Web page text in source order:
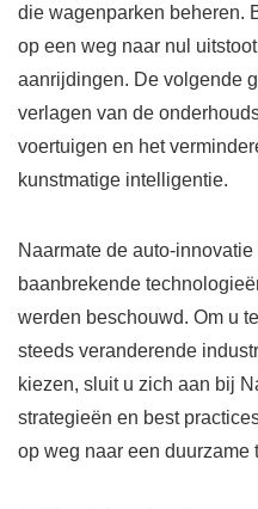
die wagenparken beheren.
op een weg naar nul
aanrijdingen. De volgende
verlagen van de
voertuigen en het
kunstmatige intelligentie.
Naarmate de auto-
baanbrekende
werden beschouwd. Om u
steeds veranderende
kiezen, sluit u zich aan bij
strategieën en best
op weg naar een duurzame